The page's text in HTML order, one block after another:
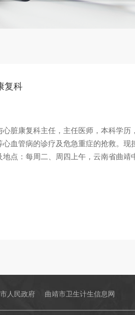
复科
心脏康复科主任，主任医师，本科学
心血管病的诊疗及危急重症的抢救。现
地点：每周二、周四上午，云南省曲靖
人民政府 曲靖市卫生计生信息网